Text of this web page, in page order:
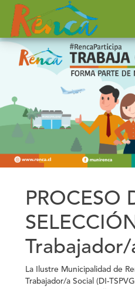
PROCESO
Trabajador/
La Ilustre Municipalidad de
Trabajador/a Social (DI-